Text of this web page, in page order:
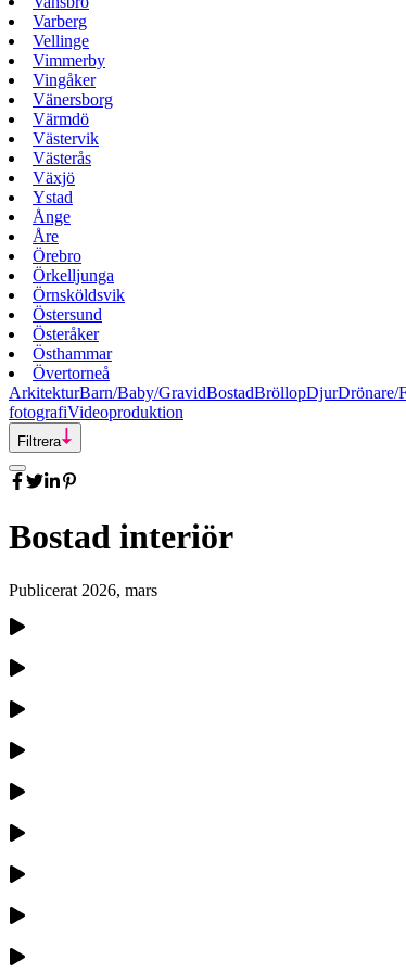
Varberg
Vellinge
Vimmerby
Vingåker
Vänersborg
Värmdö
Västervik
Västerås
Växjö
Ystad
Ånge
Åre
Örebro
Örkelljunga
Örnsköldsvik
Östersund
Österåker
Östhammar
Övertorneå
ArkitekturBarn/Baby/GravidBostadBröllopDjurDrönare/
fotografiVideoproduktion
Filtrera
Bostad interiör
Publicerat 2026, mars